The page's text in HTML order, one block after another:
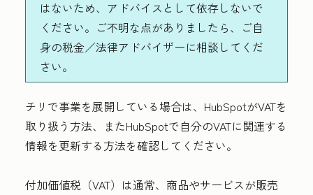
はないため、アドバイスとして依存しないで
ください。ご不明な点がありましたら、ご自
身の税金／法律アドバイザーに相談してくだ
さい。
チリで事業を展開している場合は、HubSpotがVATを
取り扱う方法、またHubSpotで自分のVATに関連する
情報を更新する方法を確認してください。
付加価値税（VAT）は通常、商品やサービスが販売